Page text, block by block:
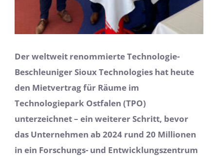
Der weltweit renommierte Technologie-
Beschleuniger Sioux Technologies hat heute
den Mietvertrag für Räume im
Technologiepark Ostfalen (TPO)
unterzeichnet – ein weiterer Schritt, bevor
das Unternehmen ab 2024 rund 20 Millionen
in ein Forschungs- und Entwicklungszentrum